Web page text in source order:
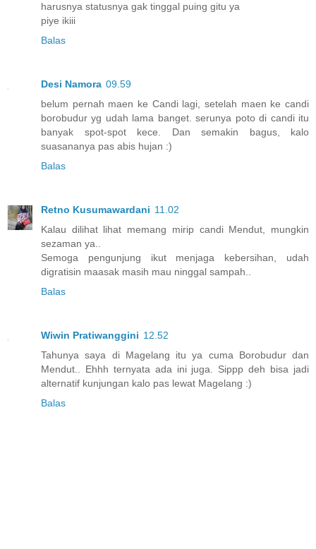
harusnya statusnya gak tinggal puing gitu ya
piye ikiii
Balas
Desi Namora 09.59
belum pernah maen ke Candi lagi, setelah maen ke candi
borobudur yg udah lama banget. serunya poto di candi itu
banyak spot-spot kece. Dan semakin bagus, kalo
suasananya pas abis hujan :)
Balas
Retno Kusumawardani 11.02
Kalau dilihat lihat memang mirip candi Mendut, mungkin
sezaman ya..
Semoga pengunjung ikut menjaga kebersihan, udah
digratisin maasak masih mau ninggal sampah..
Balas
Wiwin Pratiwanggini 12.52
Tahunya saya di Magelang itu ya cuma Borobudur dan
Mendut.. Ehhh ternyata ada ini juga. Sippp deh bisa jadi
alternatif kunjungan kalo pas lewat Magelang :)
Balas